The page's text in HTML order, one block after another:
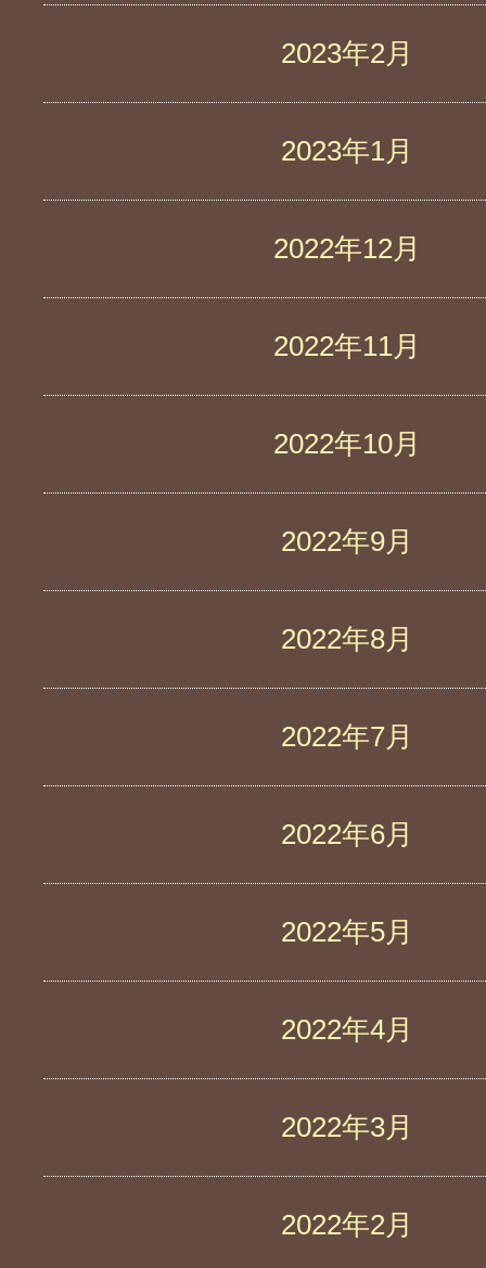
2023年2月
2023年1月
2022年12月
2022年11月
2022年10月
2022年9月
2022年8月
2022年7月
2022年6月
2022年5月
2022年4月
2022年3月
2022年2月